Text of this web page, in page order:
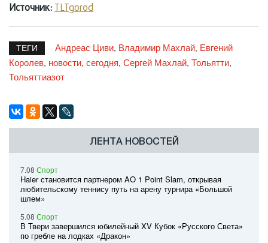
Источник:TLTgorod
ТЕГИ Андреас Циви, Владимир Махлай, Евгений
Королев, новости, сегодня, Сергей Махлай, Тольятти,
Тольяттиазот
ЛЕНТА НОВОСТЕЙ
7.08 Спорт
Haier становится партнером AO 1 Point Slam, открывая
любительскому теннису путь на арену турнира «Большой
шлем»
5.08 Спорт
В Твери завершился юбилейный XV Кубок «Русского Света»
по гребле на лодках «Дракон»